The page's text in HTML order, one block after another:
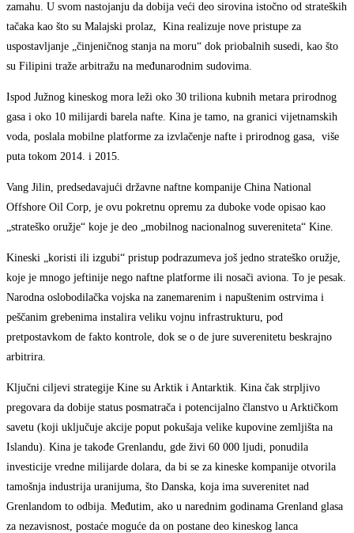
zamahu. U svom nastojanju da dobija veći deo sirovina istočno od strateških
tačaka kao što su Malajski prolaz, Kina realizuje nove pristupe za
uspostavljanje „činjeničnog stanja na moru“ dok priobalnih susedi, kao što
su Filipini traže arbitražu na međunarodnim sudovima.
Ispod Južnog kineskog mora leži oko 30 triliona kubnih metara prirodnog
gasa i oko 10 milijardi barela nafte. Kina je tamo, na granici vijetnamskih
voda, poslala mobilne platforme za izvlačenje nafte i prirodnog gasa, više
puta tokom 2014. i 2015.
Vang Jilin, predsedavajući državne naftne kompanije China National
Offshore Oil Corp, je ovu pokretnu opremu za duboke vode opisao kao
„strateško oružje“ koje je deo „mobilnog nacionalnog suvereniteta“ Kine.
Kineski „koristi ili izgubi“ pristup podrazumeva još jedno strateško oružje,
koje je mnogo jeftinije nego naftne platforme ili nosači aviona. To je pesak.
Narodna oslobodilačka vojska na zanemarenim i napuštenim ostrvima i
peščanim grebenima instalira veliku vojnu infrastrukturu, pod
pretpostavkom de fakto kontrole, dok se o de jure suverenitetu beskrajno
arbitrira.
Ključni ciljevi strategije Kine su Arktik i Antarktik. Kina čak strpljivo
pregovara da dobije status posmatrača i potencijalno članstvo u Arktičkom
savetu (koji uključuje akcije poput pokušaja velike kupovine zemljišta na
Islandu). Kina je takođe Grenlandu, gde živi 60 000 ljudi, ponudila
investicije vredne milijarde dolara, da bi se za kineske kompanije otvorila
tamošnja industrija uranijuma, što Danska, koja ima suverenitet nad
Grenlandom to odbija. Međutim, ako u narednim godinama Grenland glasa
za nezavisnost, postaće moguće da on postane deo kineskog lanca